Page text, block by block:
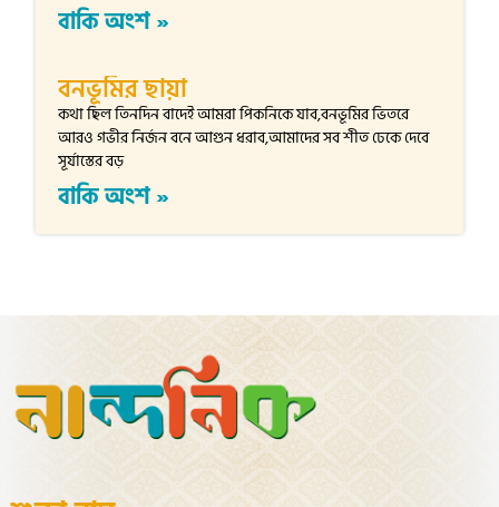
বাকি অংশ »
বনভূমির ছায়া
কথা ছিল তিনদিন বাদেই আমরা পিকনিকে যাব,বনভূমির ভিতরে
আরও গভীর নির্জন বনে আগুন ধরাব,আমাদের সব শীত ঢেকে দেবে
সূর্যাস্তের বড়
বাকি অংশ »